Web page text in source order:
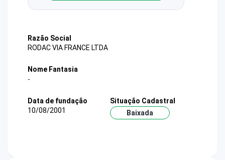
Razão Social
RODAC VIA FRANCE LTDA
Nome Fantasia
-
Data de fundação
10/08/2001
Situação Cadastral
Baixada